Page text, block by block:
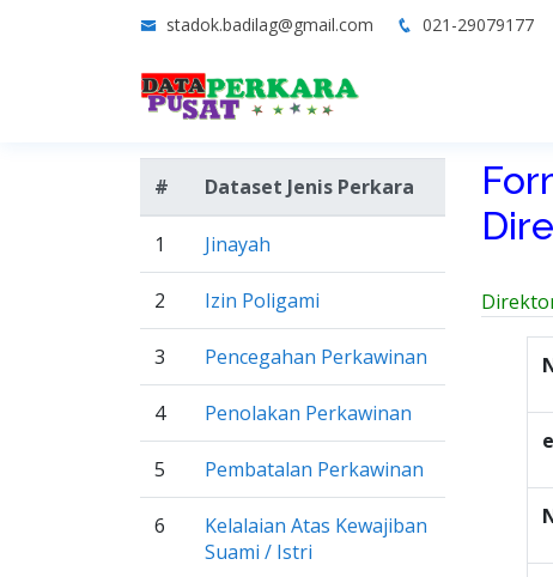
stadok.badilag@gmail.com 021-29079177
# Dataset Jenis Perkara
1 Jinayah
2 Izin Poligami
3 Pencegahan Perkawinan
4 Penolakan Perkawinan
5 Pembatalan Perkawinan
6
Kelalaian Atas Kewajiban
Suami / Istri